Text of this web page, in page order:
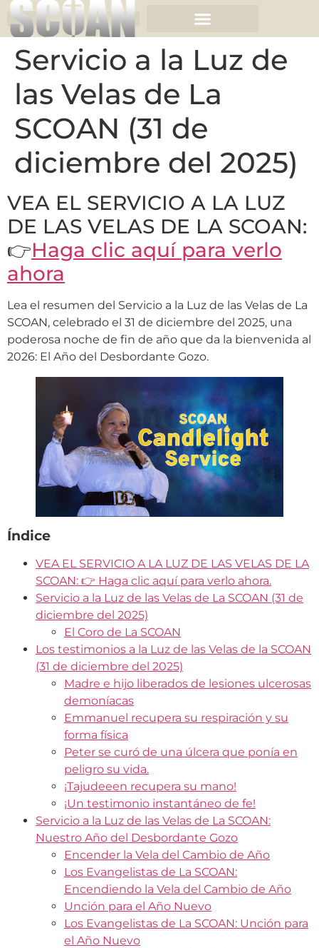
Servicio a la Luz de
las Velas de La
SCOAN (31 de
diciembre del 2025)
VEA EL SERVICIO A LA LUZ
DE LAS VELAS DE LA SCOAN:
👉Haga clic aquí para verlo
ahora
Lea el resumen del Servicio a la Luz de las Velas de La
SCOAN, celebrado el 31 de diciembre del 2025, una
poderosa noche de fin de año que da la bienvenida al
2026: El Año del Desbordante Gozo.
Índice
VEA EL SERVICIO A LA LUZ DE LAS VELAS DE LA
SCOAN: 👉 Haga clic aquí para verlo ahora.
Servicio a la Luz de las Velas de La SCOAN (31 de
diciembre del 2025)
El Coro de La SCOAN
Los testimonios a la Luz de las Velas de la SCOAN
(31 de diciembre del 2025)
Madre e hijo liberados de lesiones ulcerosas
demoníacas
Emmanuel recupera su respiración y su
forma física
Peter se curó de una úlcera que ponía en
peligro su vida.
¡Tajudeeen recupera su mano!
¡Un testimonio instantáneo de fe!
Servicio a la Luz de las Velas de La SCOAN:
Nuestro Año del Desbordante Gozo
Encender la Vela del Cambio de Año
Los Evangelistas de La SCOAN:
Encendiendo la Vela del Cambio de Año
Unción para el Año Nuevo
Los Evangelistas de La SCOAN: Unción para
el Año Nuevo